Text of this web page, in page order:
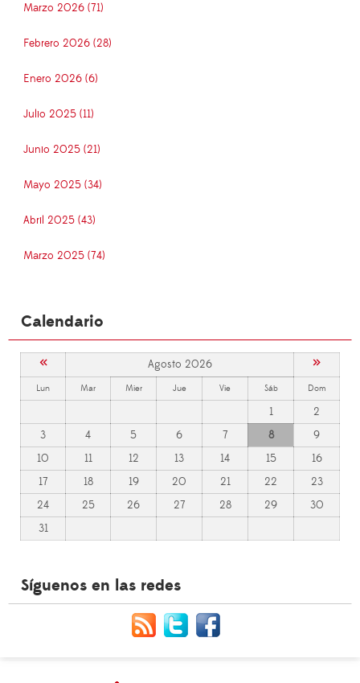
Marzo 2026 (71)
Febrero 2026 (28)
Enero 2026 (6)
Julio 2025 (11)
Junio 2025 (21)
Mayo 2025 (34)
Abril 2025 (43)
Marzo 2025 (74)
Calendario
« Agosto 2026 »
Lun Mar Mier Jue Vie Sáb Dom
1
2
3
4 5 6 7 8
9
10
11 12 13 14 15
16
17
18 19 20 21 22
23
24
25 26 27 28 29
30
31
Síguenos en las redes